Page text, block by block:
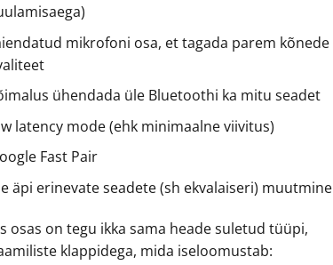
mikrofoni osa, et tagada parem kõnede
ühendada üle Bluetoothi ka mitu seadet
latency mode (ehk minimaalne viivitus)
Fast Pair
äpi erinevate seadete (sh ekvalaiseri) muutmine
osas on tegu ikka sama heade suletud tüüpi,
klappidega, mida iseloomustab: